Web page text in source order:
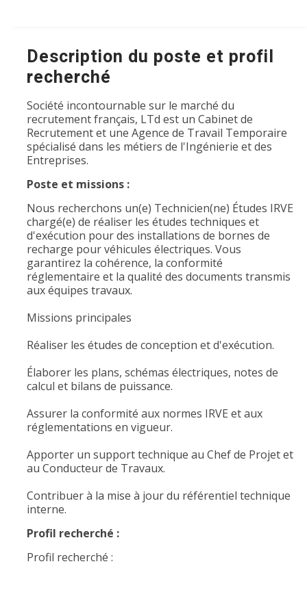
Description du poste et profil
recherché
Société incontournable sur le marché du
recrutement français, LTd est un Cabinet de
Recrutement et une Agence de Travail Temporaire
spécialisé dans les métiers de l'Ingénierie et des
Entreprises.
Poste et missions :
Nous recherchons un(e) Technicien(ne) Études IRVE
chargé(e) de réaliser les études techniques et
d'exécution pour des installations de bornes de
recharge pour véhicules électriques. Vous
garantirez la cohérence, la conformité
réglementaire et la qualité des documents transmis
aux équipes travaux.
Missions principales
Réaliser les études de conception et d'exécution.
Élaborer les plans, schémas électriques, notes de
calcul et bilans de puissance.
Assurer la conformité aux normes IRVE et aux
réglementations en vigueur.
Apporter un support technique au Chef de Projet et
au Conducteur de Travaux.
Contribuer à la mise à jour du référentiel technique
interne.
Profil recherché :
Profil recherché :